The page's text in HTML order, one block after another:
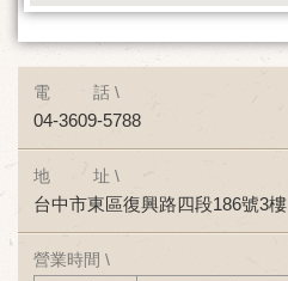
電 話 \
04-3609-5788
地 址 \
台中市東區復興路四段186號3樓
營業時間 \